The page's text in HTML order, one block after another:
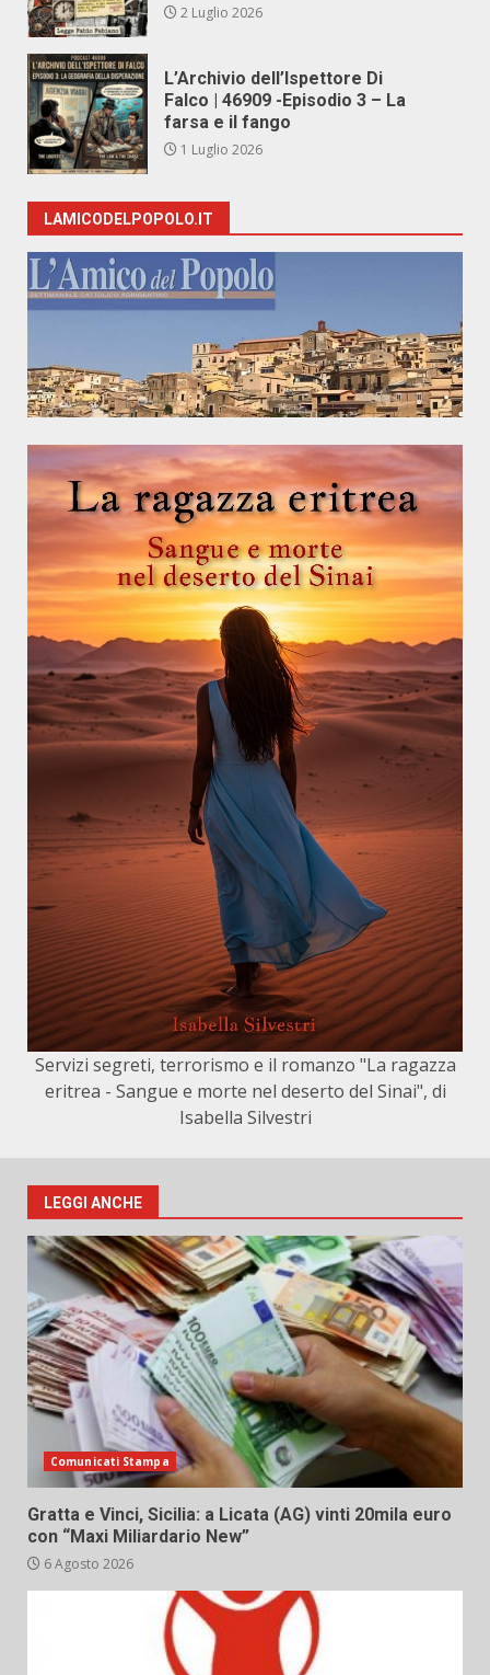
2 Luglio 2026
L’Archivio dell’Ispettore Di
Falco | 46909 -Episodio 3 – La
farsa e il fango
1 Luglio 2026
LAMICODELPOPOLO.IT
Servizi segreti, terrorismo e il romanzo "La ragazza
eritrea - Sangue e morte nel deserto del Sinai", di
Isabella Silvestri
LEGGI ANCHE
Comunicati Stampa
Gratta e Vinci, Sicilia: a Licata (AG) vinti 20mila euro
con “Maxi Miliardario New”
6 Agosto 2026